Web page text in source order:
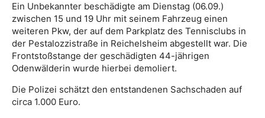
Ein Unbekannter beschädigte am Dienstag (06.09.)
zwischen 15 und 19 Uhr mit seinem Fahrzeug einen
weiteren Pkw, der auf dem Parkplatz des Tennisclubs in
der Pestalozzistraße in Reichelsheim abgestellt war. Die
Frontstoßstange der geschädigten 44-jährigen
Odenwälderin wurde hierbei demoliert.
Die Polizei schätzt den entstandenen Sachschaden auf
circa 1.000 Euro.